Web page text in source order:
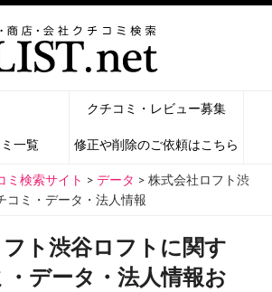
クチコミ・レビュー募集
一覧 修正や削除のご依頼はこちら
ミ検索サイト > データ > 株式会社ロフト渋
コミ・データ・法人情報
ト渋谷ロフトに関す
データ・法人情報お